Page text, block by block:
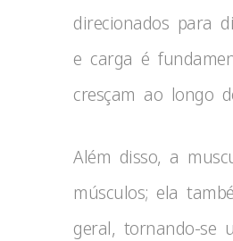
direcionados para
e carga é
cresçam ao longo
Além disso, a
músculos; ela
geral, tornando-se